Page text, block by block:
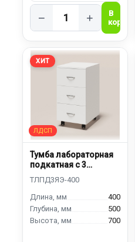
− +
ХИТ
Тумба лабораторная
подкатная с 3
400
500
700